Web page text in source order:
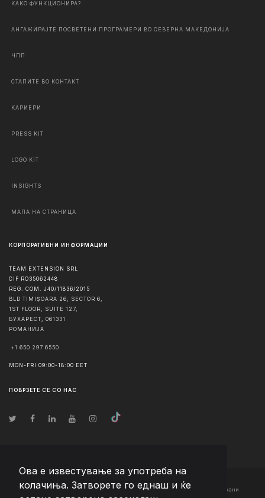
Ова е известување за употреба на
колачиња. Затворете го еднаш и ќе
КАКО ФУНКЦИОНИРА?
АНГАЖИРАЈТЕ ПОСВЕТЕНИ ПРОГРАМЕРИ ВО СЕВЕРНА МАКЕДОНИЈА
ЧПП
СТАПИТЕ ВО КОНТАКТ
КАРИЕРИ
PRESS KIT
LOGO KIT
INSIGHTS
МАПА НА СТРАНИЦА
КОРПОРАТИВНИ ИНФОРМАЦИИ
TEAM EXTENSION SRL
CIF RO35062448
REG. COM. J40/11836/2015
BLD TIMIȘOARA 26, SECTOR 6,
1ST FLOOR, SUITE 127,
БУХАРЕСТ
061331
РОМАНИЈА
+1 650 297 6550
MON-FRI 09:00-18:00 EET
ПОВРЗЕТЕ СЕ СО НАС
© Авторско право2026 Team Extension Macedonia - Сите права задржани